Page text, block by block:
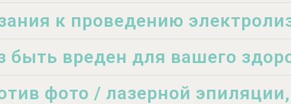
к проведению
быть вреден для вашего
фото / лазерной